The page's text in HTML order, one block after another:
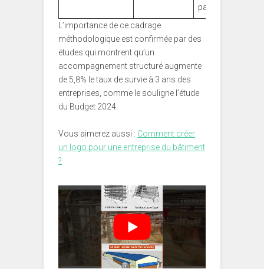
pairs
L’importance de ce cadrage
méthodologique est confirmée par des
études qui montrent qu’un
accompagnement structuré augmente
de 5,8% le taux de survie à 3 ans des
entreprises, comme le souligne l’étude
du Budget 2024.
Vous aimerez aussi : Comment créer
un logo pour une entreprise du bâtiment
?